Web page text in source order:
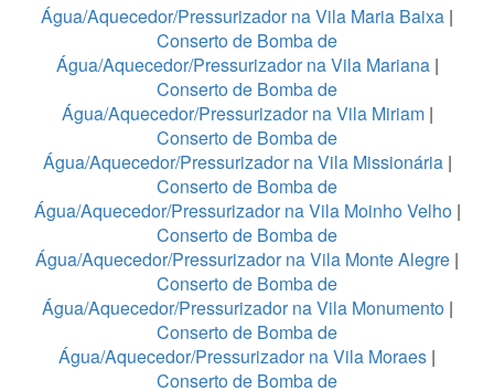
Água/Aquecedor/Pressurizador na Vila Maria Baixa |
Conserto de Bomba de
Água/Aquecedor/Pressurizador na Vila Mariana|
Conserto de Bomba de
Água/Aquecedor/Pressurizador na Vila Miriam|
Conserto de Bomba de
Água/Aquecedor/Pressurizador na Vila Missionária|
Conserto de Bomba de
Água/Aquecedor/Pressurizador na Vila Moinho Velho|
Conserto de Bomba de
Água/Aquecedor/Pressurizador na Vila Monte Alegre |
Conserto de Bomba de
Água/Aquecedor/Pressurizador na Vila Monumento|
Conserto de Bomba de
Água/Aquecedor/Pressurizador na Vila Moraes |
Conserto de Bomba de